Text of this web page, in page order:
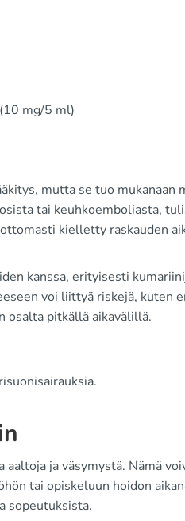
mg/5 ml)
mutta se tuo mukanaan
tai keuhkoemboliasta,
kielletty raskauden
kanssa, erityisesti
voi liittyä riskejä, kuten
osalta pitkällä aikavälillä.
ja väsymystä. Nämä
tai opiskeluun hoidon
sopeutuksista.